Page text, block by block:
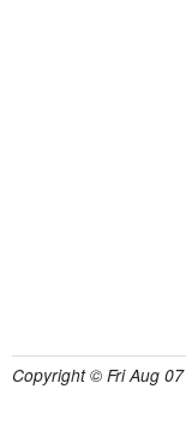
Copyright © Fri Aug